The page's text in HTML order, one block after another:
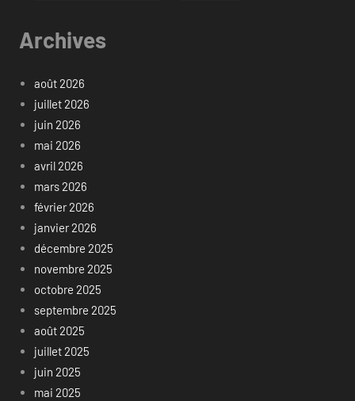
Archives
août 2026
juillet 2026
juin 2026
mai 2026
avril 2026
mars 2026
février 2026
janvier 2026
décembre 2025
novembre 2025
octobre 2025
septembre 2025
août 2025
juillet 2025
juin 2025
mai 2025